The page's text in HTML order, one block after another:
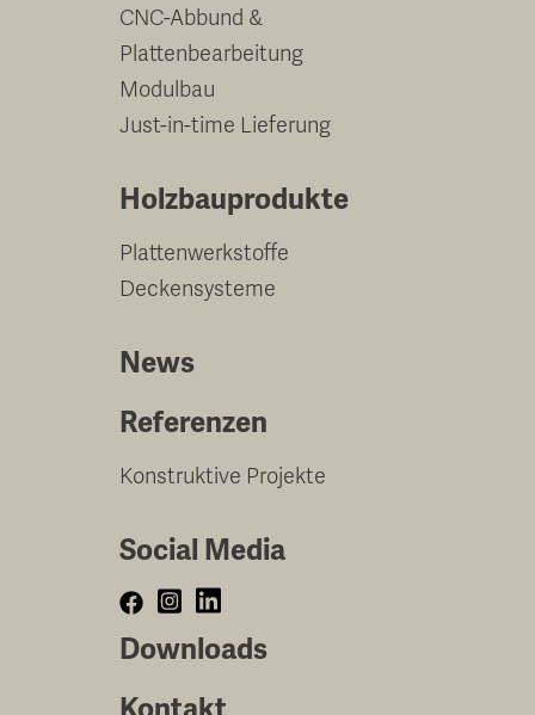
CNC-Abbund &
Plattenbearbeitung
Modulbau
Just-in-time Lieferung
Holzbauprodukte
Plattenwerkstoffe
Deckensysteme
News
Referenzen
Konstruktive Projekte
Social Media
Downloads